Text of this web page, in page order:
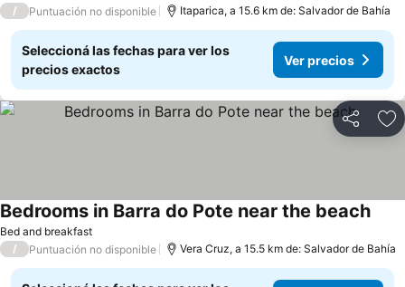
/ Puntuación no disponible Itaparica, a 15.6 km de: Salvador de Bahía
Seleccioná las fechas para ver los
precios exactos
Ver precios
Compartir
Bed and breakfast
Bedrooms in Barra do Pote near the beach
/ Puntuación no disponible Vera Cruz, a 15.5 km de: Salvador de Bahía